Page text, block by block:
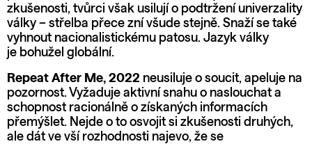
zkušenosti, tvůrci však usilují o podtržení univerzality
války – střelba přece zní všude stejně. Snaží se také
vyhnout nacionalistickému patosu. Jazyk války
je bohužel globální.
Repeat After Me, 2022 neusiluje o soucit, apeluje na
pozornost. Vyžaduje aktivní snahu o naslouchat a
schopnost racionálně o získaných informacích
přemýšlet. Nejde o to osvojit si zkušenosti druhých,
ale dát ve vší rozhodnosti najevo, že se